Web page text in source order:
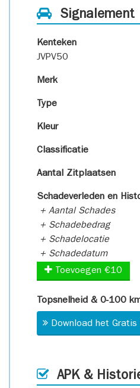
Signalement
Kenteken
JVPV50
Merk
Type
Kleur
Classificatie
Aantal Zitplaatsen
Schadeverleden en
+ Aantal Schades
+ Schadebedrag
+ Schadelocatie
+ Schadedatum
Toevoegen €10
Topsnelheid & 0-100
Download het
APK &